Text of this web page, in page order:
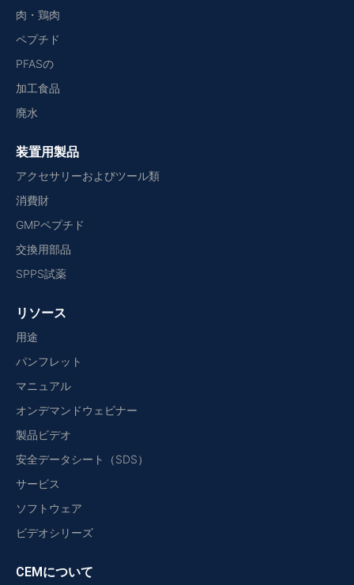
肉・鶏肉
ペプチド
PFASの
加工食品
廃水
装置用製品
アクセサリーおよびツール類
消費財
GMPペプチド
交換用部品
SPPS試薬
リソース
用途
パンフレット
マニュアル
オンデマンドウェビナー
製品ビデオ
安全データシート（SDS）
サービス
ソフトウェア
ビデオシリーズ
CEMについて